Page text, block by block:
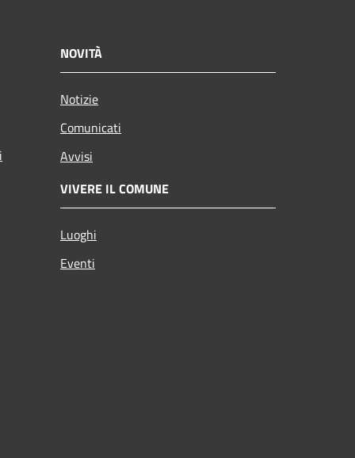
NOVITÀ
Notizie
Comunicati
Avvisi
VIVERE IL COMUNE
Luoghi
Eventi